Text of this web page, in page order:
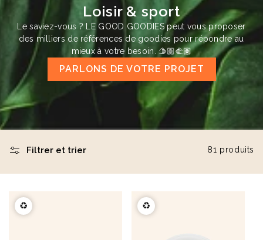
Goodies recommandés
♻️ ♻️
Loisir & sport
Le saviez-vous ? LE GOOD GOODIES peut vous proposer
des milliers de références de goodies pour répondre au
mieux à votre besoin. 🫱🏼‍🫲🏽
PARLONS DE VOTRE PROJET
Filtrer et trier 81 produits
♻️ ♻️